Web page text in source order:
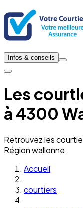
Infos & conseils
Les
à 4300
Retrouvez les
Région wallonne.
Accueil
courtiers